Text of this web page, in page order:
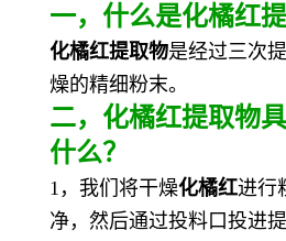
一， 什么是化橘红
化橘红提取物是经过三次
燥的精细粉末。
二， 化橘红提取物
什么？
1，我们将干燥化橘红进行
净，然后通过投料口投进